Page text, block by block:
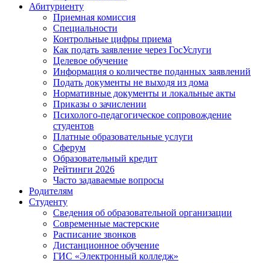
Абитуриенту
Приемная комиссия
Специальности
Контрольные цифры приема
Как подать заявление через ГосУслуги
Целевое обучение
Информация о количестве поданных заявлений
Подать документы не выходя из дома
Нормативные документы и локальные акты
Приказы о зачислении
Психолого-педагогическое сопровождение
студентов
Платные образовательные услуги
Сферум
Образовательный кредит
Рейтинги 2026
Часто задаваемые вопросы
Родителям
Студенту
Сведения об образовательной организации
Современные мастерские
Расписание звонков
Дистанционное обучение
ГИС «Электронный колледж»